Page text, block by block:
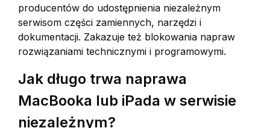
producentów do udostępnienia niezależnym
serwisom części zamiennych, narzędzi i
dokumentacji. Zakazuje też blokowania napraw
rozwiązaniami technicznymi i programowymi.
Jak długo trwa naprawa
MacBooka lub iPada w serwisie
niezależnym?